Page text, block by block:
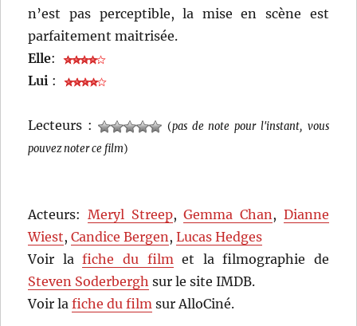
n’est pas perceptible, la mise en scène est
parfaitement maitrisée.
Elle:
Lui :
Lecteurs : (pas de note pour l'instant, vous
pouvez noter ce film)
Acteurs: Meryl Streep,Gemma Chan, Dianne
Wiest,Candice Bergen,Lucas Hedges
Voir lafiche du filmet la filmographie de
Steven Soderbergh sur le site IMDB.
Voir lafiche du film sur AlloCiné.